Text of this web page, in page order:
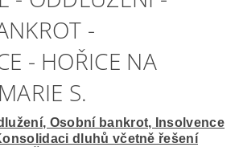
-
- HOŘICE NA
S.
Osobní bankrot, Insolvence
dluhů včetně řešení